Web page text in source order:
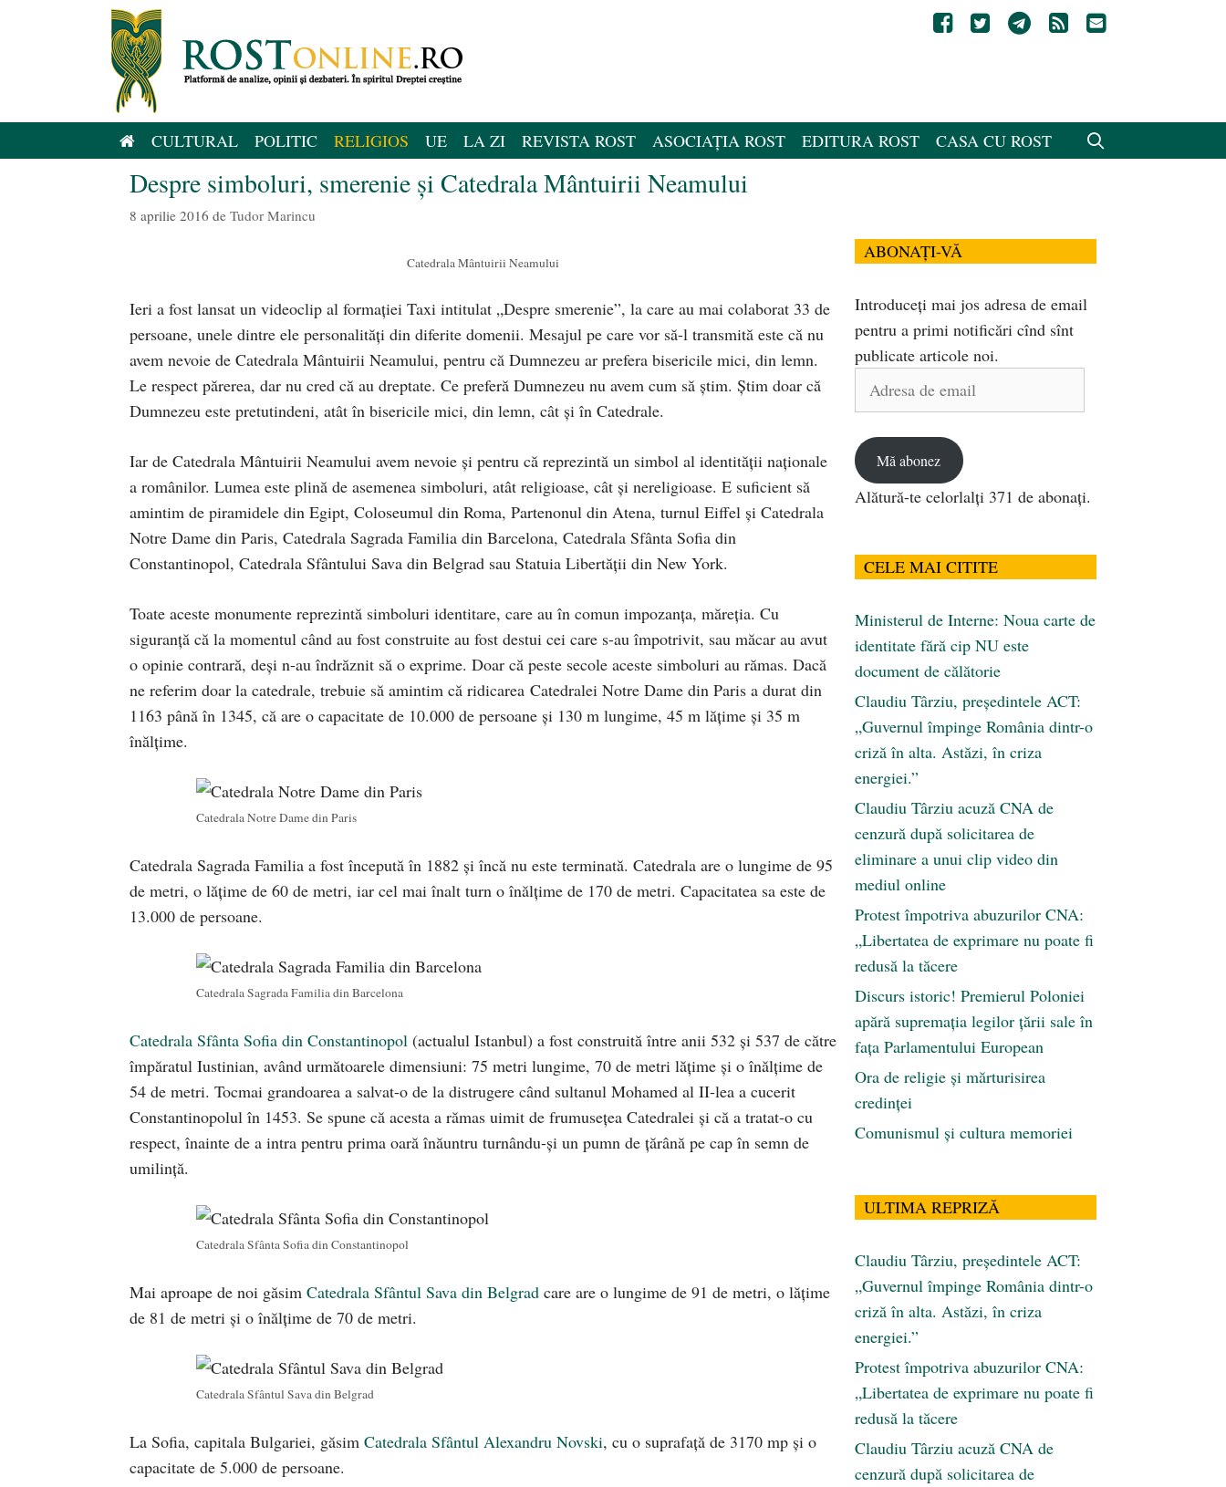
CULTURAL POLITIC RELIGIOS UE LA ZI REVISTA ROST ASOCIAȚIA ROST EDITURA ROST CASA CU ROST
Despre simboluri, smerenie și Catedrala Mântuirii Neamului
8 aprilie 2016 de Tudor Marincu
Catedrala Mântuirii Neamului
Ieri a fost lansat un videoclip al formației Taxi intitulat „Despre smerenie”, la care au mai colaborat 33 de
persoane, unele dintre ele personalități din diferite domenii. Mesajul pe care vor să-l transmită este că nu
avem nevoie de Catedrala Mântuirii Neamului, pentru că Dumnezeu ar prefera bisericile mici, din lemn.
Le respect părerea, dar nu cred că au dreptate. Ce preferă Dumnezeu nu avem cum să știm. Știm doar că
Dumnezeu este pretutindeni, atât în bisericile mici, din lemn, cât și în Catedrale.
Iar de Catedrala Mântuirii Neamului avem nevoie și pentru că reprezintă un simbol al identității naționale
a românilor. Lumea este plină de asemenea simboluri, atât religioase, cât și nereligioase. E suficient să
amintim de piramidele din Egipt, Coloseumul din Roma, Partenonul din Atena, turnul Eiffel și Catedrala
Notre Dame din Paris, Catedrala Sagrada Familia din Barcelona, Catedrala Sfânta Sofia din
Constantinopol, Catedrala Sfântului Sava din Belgrad sau Statuia Libertății din New York.
Toate aceste monumente reprezintă simboluri identitare, care au în comun impozanța, măreția. Cu
siguranță că la momentul când au fost construite au fost destui cei care s-au împotrivit, sau măcar au avut
o opinie contrară, deşi n-au îndrăznit să o exprime. Doar că peste secole aceste simboluri au rămas. Dacă
ne referim doar la catedrale, trebuie să amintim că ridicarea Catedralei Notre Dame din Paris a durat din
1163 până în 1345, că are o capacitate de 10.000 de persoane și 130 m lungime, 45 m lățime și 35 m
înălțime.
Catedrala Notre Dame din Paris
Catedrala Sagrada Familia a fost începută în 1882 și încă nu este terminată. Catedrala are o lungime de 95
de metri, o lățime de 60 de metri, iar cel mai înalt turn o înălțime de 170 de metri. Capacitatea sa este de
13.000 de persoane.
Catedrala Sagrada Familia din Barcelona
Catedrala Sfânta Sofia din Constantinopol (actualul Istanbul) a fost construită între anii 532 și 537 de către
împăratul Iustinian, având următoarele dimensiuni: 75 metri lungime, 70 de metri lățime și o înălțime de
54 de metri. Tocmai grandoarea a salvat-o de la distrugere când sultanul Mohamed al II-lea a cucerit
Constantinopolul în 1453. Se spune că acesta a rămas uimit de frumusețea Catedralei și că a tratat-o cu
respect, înainte de a intra pentru prima oară înăuntru turnându-și un pumn de țărână pe cap în semn de
umilință.
Catedrala Sfânta Sofia din Constantinopol
Mai aproape de noi găsim Catedrala Sfântul Sava din Belgrad care are o lungime de 91 de metri, o lățime
de 81 de metri şi o înălțime de 70 de metri.
Catedrala Sfântul Sava din Belgrad
La Sofia, capitala Bulgariei, găsim Catedrala Sfântul Alexandru Novski, cu o suprafață de 3170 mp și o
capacitate de 5.000 de persoane.
ABONAȚI-VĂ
Introduceți mai jos adresa de email
pentru a primi notificări cînd sînt
publicate articole noi.
Adresa
Mă abonez
Alătură-te celorlalți 371 de abonați.
CELE MAI CITITE
Ministerul de Interne: Noua carte de
identitate fără cip NU este
document de călătorie
Claudiu Târziu, președintele ACT:
„Guvernul împinge România dintr-o
criză în alta. Astăzi, în criza
energiei.”
Claudiu Târziu acuză CNA de
cenzură după solicitarea de
eliminare a unui clip video din
mediul online
Protest împotriva abuzurilor CNA:
„Libertatea de exprimare nu poate fi
redusă la tăcere
Discurs istoric! Premierul Poloniei
apără supremația legilor țării sale în
fața Parlamentului European
Ora de religie şi mărturisirea
credinţei
Comunismul şi cultura memoriei
ULTIMA REPRIZĂ
Claudiu Târziu, președintele ACT:
„Guvernul împinge România dintr-o
criză în alta. Astăzi, în criza
energiei.”
Protest împotriva abuzurilor CNA:
„Libertatea de exprimare nu poate fi
redusă la tăcere
Claudiu Târziu acuză CNA de
cenzură după solicitarea de